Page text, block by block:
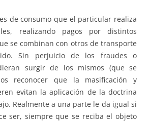
de consumo que el particular realiza
realizando pagos por distintos
se combinan con otros de transporte
Sin perjuicio de los fraudes o
surgir de los mismos (que se
reconocer que la masificación y
evitan la aplicación de la doctrina
Realmente a una parte le da igual si
ser, siempre que se reciba el objeto